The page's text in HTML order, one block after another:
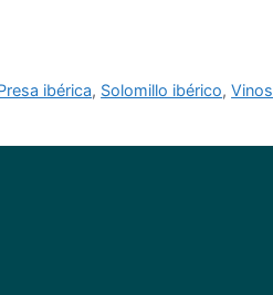
ibérica, Solomillo ibérico,Vinos